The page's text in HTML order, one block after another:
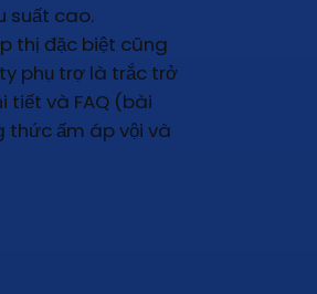
suất cao.
thị đặc biệt cũng
phụ trợ là trắc trở
tiết và FAQ (bài
thức ấm áp vội và